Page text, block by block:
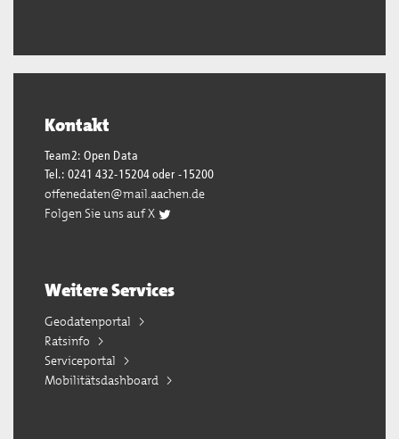
Kontakt
Team2: Open Data
Tel.: 0241 432-15204 oder -15200
offenedaten@mail.aachen.de
Folgen Sie uns auf X
Weitere Services
Geodatenportal
Ratsinfo
Serviceportal
Mobilitätsdashboard